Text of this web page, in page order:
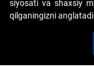
Copyright © 2017-
tashkil etish" AJ.
siyosati va shaxsiy
qilganingizni